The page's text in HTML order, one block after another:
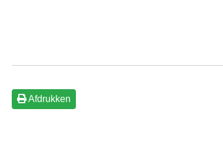
Afdrukken